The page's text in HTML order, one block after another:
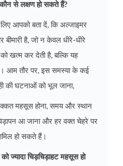
से लक्षण हो सकते हैं?
आपको बता दें, कि अल्जाइमर
बीमारी है, जो न केवल धीरे-धीरे
खत्म कर देती है, बल्कि यह
आम तौर पर, इस समस्या के कई
की घटनाओं को भूल जाना,
महसूस होना, समय और स्थान
आ जाना और हर वक्त चेहरे पर
हो सकते हैं।
ज्यादा चिड़चिड़ाहट महसूस हो